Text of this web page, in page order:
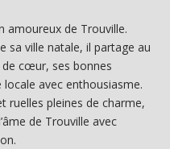
amoureux de Trouville.
sa ville natale, il partage au
cœur, ses bonnes
locale avec enthousiasme.
ruelles pleines de charme,
de Trouville avec